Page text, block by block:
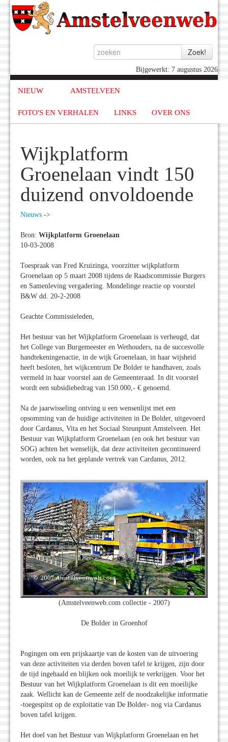
Bijgewerkt: 7 augustus 2026
NIEUW AMSTELVEEN
FOTO'S EN VERHALEN LINKS OVER ONS
Wijkplatform
Groenelaan vindt 150
duizend onvoldoende
Nieuws ->
Bron: Wijkplatform Groenelaan
10-03-2008
Toespraak van Fred Kruizinga, voorzitter wijkplatform
Groenelaan op 5 maart 2008 tijdens de Raadscommissie Burgers
en Samenleving vergadering. Mondelinge reactie op voorstel
B&W dd. 20-2-2008
Geachte Commissieleden,
Het bestuur van het Wijkplatform Groenelaan is verheugd, dat
het College van Burgemeester en Wethouders, na de succesvolle
handtekeningenactie, in de wijk Groenelaan, in haar wijsheid
heeft besloten, het wijkcentrum De Bolder te handhaven, zoals
vermeld in haar voorstel aan de Gemeenteraad. In dit voorstel
wordt een subsidiebedrag van 150.000,- € genoemd.
Na de jaarwisseling ontving u een wensenlijst met een
opsomming van de huidige activiteiten in De Bolder, uitgevoerd
door Cardanus, Vita en het Sociaal Steunpunt Amstelveen. Het
Bestuur van Wijkplatform Groenelaan (en ook het bestuur van
SOG) achten het wenselijk, dat deze activiteiten gecontinueerd
worden, ook na het geplande vertrek van Cardanus, 2012.
(Amstelveenweb.com collectie - 2007)
De Bolder in Groenhof
Pogingen om een prijskaartje van de kosten van de uitvoering
van deze activiteiten via derden boven tafel te krijgen, zijn door
de tijd ingehaald en blijken ook moeilijk te verkrijgen. Voor het
Bestuur van het Wijkplatform Groenelaan is dit een moeilijke
zaak. Wellicht kan de Gemeente zelf de noodzakelijke informatie
-toegespitst op de exploitatie van De Bolder- nog via Cardanus
boven tafel krijgen.
Het doel van het Bestuur van Wijkplatform Groenelaan en het